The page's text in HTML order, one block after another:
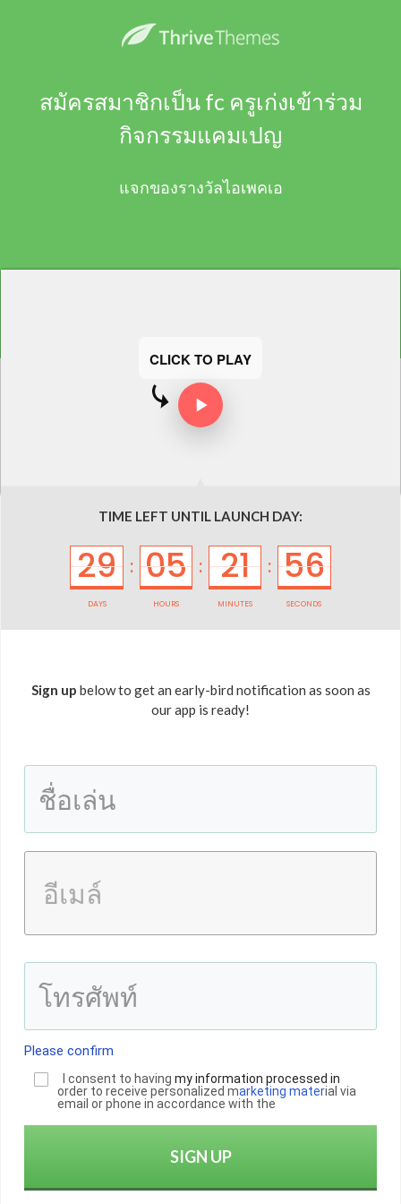
สมัครสมาชิกเป็น fc ครูเก่งเข้าร่วม
กิจกรรมแคมเปญ
แจกของรางวัลไอเพคเอ
CLICK TO PLAY
TIME LEFT UNTIL LAUNCH DAY:
29
DAYS
: 05
HOURS
: 21
MINUTES
: 56
SECONDS
Sign up below to get an early-bird notification as soon as
our app is ready!
Please confirm
I consent to having my information processed in
order to receive personalized marketing material via
email or phone in accordance with the
SIGN UP